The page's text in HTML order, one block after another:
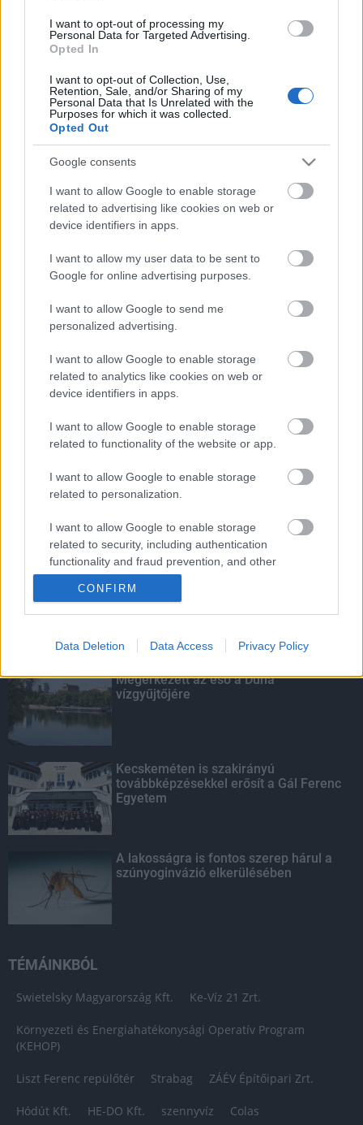
I want to opt-out of processing my
Personal Data for Targeted Advertising.
Opted In
I want to opt-out of Collection, Use,
Retention, Sale, and/or Sharing of my
Personal Data that Is Unrelated with the
Purposes for which it was collected.
Opted Out
Google consents
I want to allow Google to enable storage
related to advertising like cookies on web or
device identifiers in apps.
I want to allow my user data to be sent to
Google for online advertising purposes.
I want to allow Google to send me
personalized advertising.
I want to allow Google to enable storage
related to analytics like cookies on web or
device identifiers in apps.
I want to allow Google to enable storage
related to functionality of the website or app.
I want to allow Google to enable storage
related to personalization.
I want to allow Google to enable storage
related to security, including authentication
functionality and fraud prevention, and other
user protection.
CONFIRM
Data Deletion Data Access Privacy Policy
Országos hírek
FELHASZNÁLTA AZ EMBERISÉG A FÖLD EGÉSZ
ÉVRE ELEGENDŐ ERŐFORRÁSAIT
HIRDETÉS
HIRDETÉS
LEGOLVASOTTABB
Indul a diákok pénzügyi ismereteit
erősítő Pénz7 programsorozat
Budapest-Pécs, Budapest-Szolnok:
gyorsabb és biztonságosabb lett a vasút
Több mint 40 helyszínen dolgozik
fennakadás nélkül a Híd-csoport
KIEMELT
Megérkezett az eső a Duna
vízgyűjtőjére
Kecskeméten is szakirányú
továbbképzésekkel erősít a Gál Ferenc
Egyetem
A lakosságra is fontos szerep hárul a
szúnyoginvázió elkerülésében
TÉMÁINKBÓL
Swietelsky Magyarország Kft. Ke-Víz 21 Zrt.
Környezeti és Energiahatékonysági Operatív Program
(KEHOP)
Liszt Ferenc repülőtér Strabag ZÁÉV Építőipari Zrt.
Hódút Kft. HE-DO Kft. szennyvíz Colas